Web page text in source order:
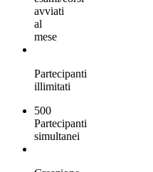
avviati
al
mese
Partecipanti
illimitati
500
Partecipanti
simultanei